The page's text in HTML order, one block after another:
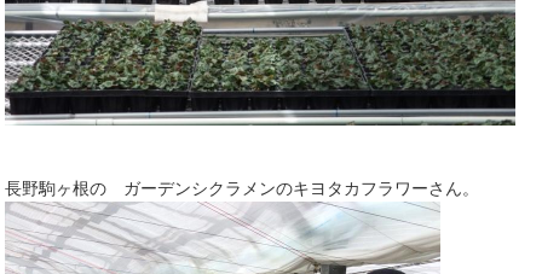
長野駒ヶ根の ガーデンシクラメンのキヨタカフラワーさん。